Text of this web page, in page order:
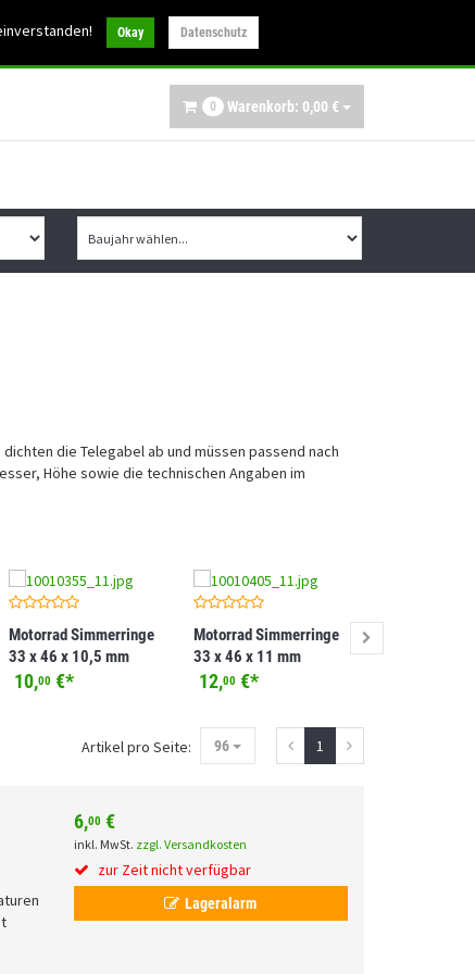
Okay Datenschutz
info@ibex-parts.de
0 Warenkorb: 0,00 €
die Telegabel ab und müssen passend nach
Höhe sowie die technischen Angaben im
Motorrad Simmerringe
33 x 46 x 10,5 mm
10,00 €*
Motorrad Simmerringe
33 x 46 x 11 mm
12,00 €*
46 x 58,1 x
1
Artikel pro Seite: 96
6,00 €
inkl. MwSt. zzgl. Versandkosten
zur Zeit nicht verfügbar
Lageralarm